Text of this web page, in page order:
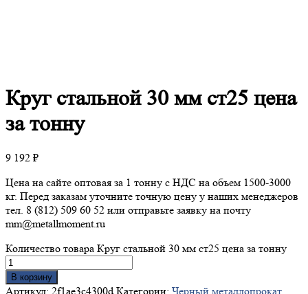
Кругстальной 30 мм ст25 цена
за тонну
9 192 ₽
Цена на сайте оптовая за 1 тонну с НДС на объем 1500-3000
кг. Перед заказам уточните точную цену у наших менеджеров
тел. 8 (812) 509 60 52 или отправьте заявку на почту
mm@metallmoment.ru
Количество товара Круг стальной 30 мм ст25 цена за тонну
В корзину
Артикул: 2f1ae3c4300d Категории: Черный металлопрокат,